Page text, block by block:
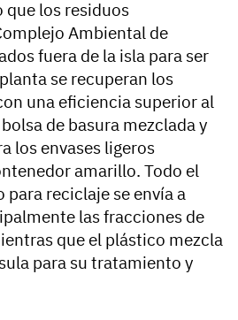
que los residuos
Ambiental de
fuera de la isla para ser
se recuperan los
una eficiencia superior al
de basura mezclada y
los envases ligeros
amarillo. Todo el
reciclaje se envía a
las fracciones de
que el plástico mezcla
para su tratamiento y